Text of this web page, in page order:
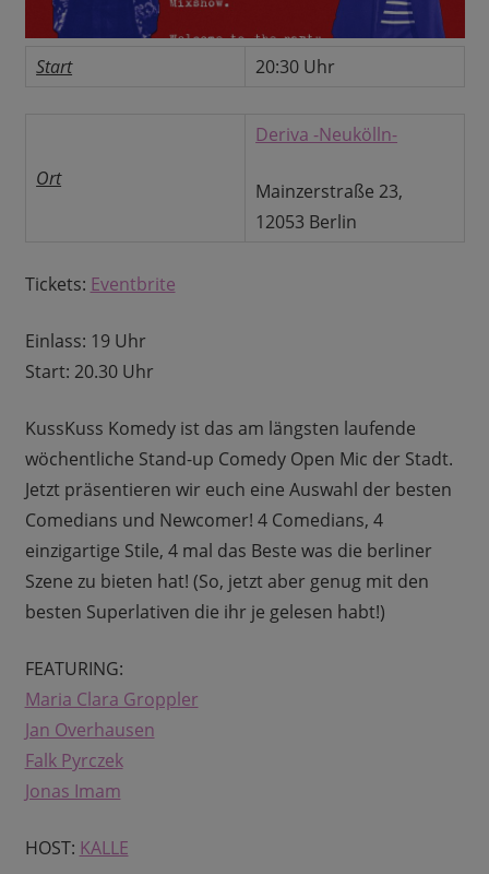
Start 20:30 Uhr
Ort
Deriva -Neukölln-
Mainzerstraße 23,
12053 Berlin
Tickets: Eventbrite
Einlass: 19 Uhr
Start: 20.30 Uhr
KussKuss Komedy ist das am längsten laufende
wöchentliche Stand-up Comedy Open Mic der Stadt.
Jetzt präsentieren wir euch eine Auswahl der besten
Comedians und Newcomer! 4 Comedians, 4
einzigartige Stile, 4 mal das Beste was die berliner
Szene zu bieten hat! (So, jetzt aber genug mit den
besten Superlativen die ihr je gelesen habt!)
FEATURING:
Maria Clara Groppler
Jan Overhausen
Falk Pyrczek
Jonas Imam
HOST: KALLE